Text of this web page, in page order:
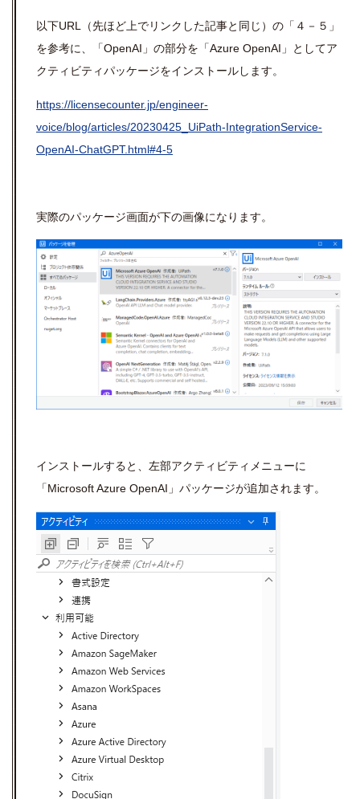
以下URL（先ほど上でリンクした記事と同じ）の 「４－５」
を参考に、「OpenAI 」の部分を「Azure OpenAI 」としてア
クティビティパッケージをインストールします。
https://licensecounter.jp/engineer-
voice/blog/articles/20230425_UiPath-IntegrationService-
OpenAI-ChatGPT.html#4-5
実際のパッケージ画面が下の画像になります。
インストールすると、左部アクティビティメニューに
「Microsoft Azure OpenAI 」パッケージが追加されます。